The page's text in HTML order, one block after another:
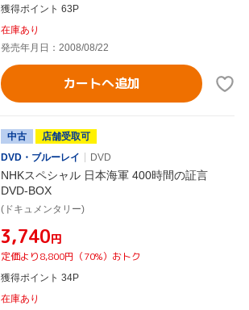
獲得ポイント 63P
在庫あり
発売年月日：2008/08/22
カートへ追加
中古
店舗受取可
DVD・ブルーレイ
DVD
NHKスペシャル 日本海軍 400時間の証言
DVD-BOX
(ドキュメンタリー)
¥3,740円
定価より8,800円（70%）おトク
獲得ポイント 34P
在庫あり